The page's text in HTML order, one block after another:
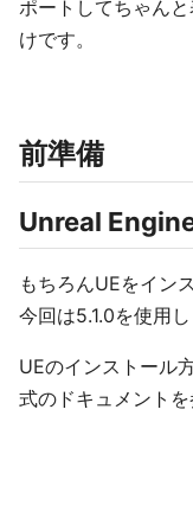
ポートしてちゃん
けです。
前準備
Unreal
もちろんUEをイン
今回は5.1.0を使用し
UEのインストール
式のドキュメントを